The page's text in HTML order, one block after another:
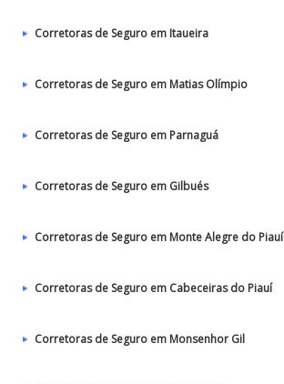
Corretoras de Seguro em Itaueira
Corretoras de Seguro em Matias Olímpio
Corretoras de Seguro em Parnaguá
Corretoras de Seguro em Gilbués
Corretoras de Seguro em Monte Alegre do Piauí
Corretoras de Seguro em Cabeceiras do Piauí
Corretoras de Seguro em Monsenhor Gil